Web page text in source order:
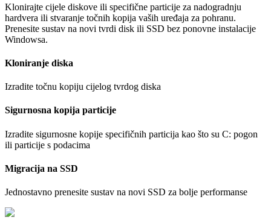
Klonirajte cijele diskove ili specifične particije za nadogradnju
hardvera ili stvaranje točnih kopija vaših uređaja za pohranu.
Prenesite sustav na novi tvrdi disk ili SSD bez ponovne instalacije
Windowsa.
Kloniranje diska
Izradite točnu kopiju cijelog tvrdog diska
Sigurnosna kopija particije
Izradite sigurnosne kopije specifičnih particija kao što su C: pogon
ili particije s podacima
Migracija na SSD
Jednostavno prenesite sustav na novi SSD za bolje performanse